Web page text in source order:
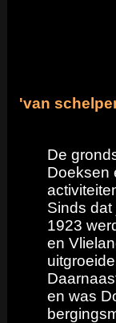
'van
De
Doeksen
Sinds
1923
en
en was